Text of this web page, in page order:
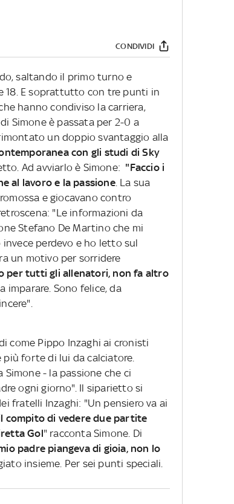
CONDIVIDI
saltando il primo turno e
18. E soprattutto con tre punti in
hanno condiviso la carriera,
Simone è passata per 2-0 a
un doppio svantaggio alla
con gli studi di Sky
Ad avviarlo è Simone: "Faccio i
al lavoro e la passione. La sua
e giocavano contro
"Le informazioni da
Stefano De Martino che mi
perdevo e ho letto sul
un motivo per sorridere
per tutti gli allenatori, non fa altro
imparare. Sono felice, da
come Pippo Inzaghi ai cronisti
più forte di lui da calciatore.
- la passione che ci
ogni giorno". Il siparietto si
fratelli Inzaghi: "Un pensiero va ai
compito di vedere due partite
Gol" racconta Simone. Di
padre piangeva di gioia, non lo
insieme. Per sei punti speciali.